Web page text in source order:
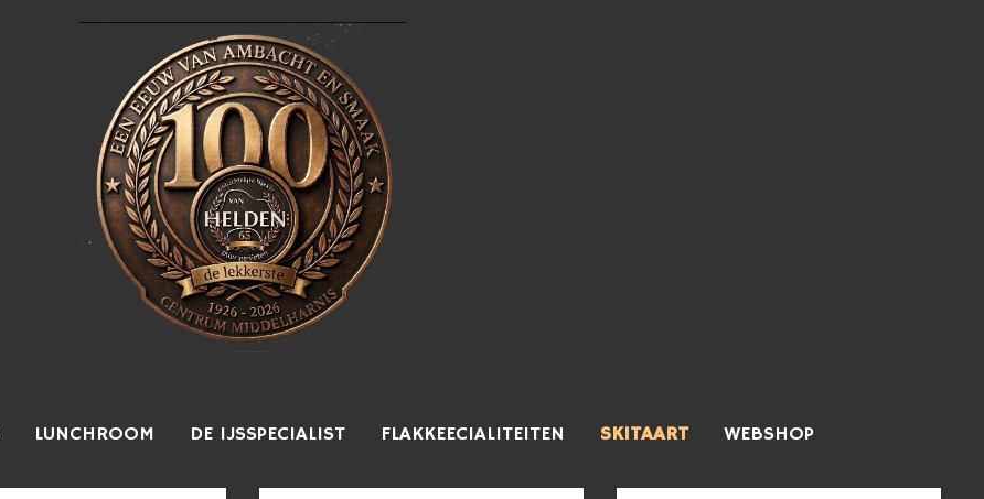
LUNCHROOM DE IJSSPECIALIST FLAKKEECIALITEITEN SKITAART WEBSHOP